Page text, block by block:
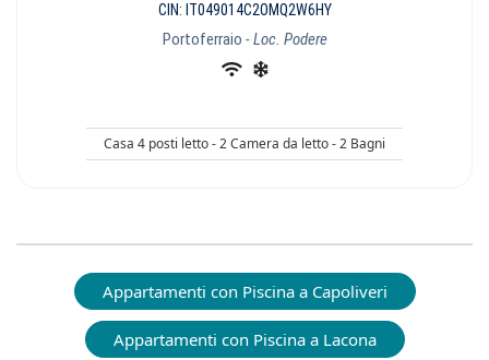
CIN: IT049014C2OMQ2W6HY
Portoferraio - Loc. Podere
Casa 4 posti letto - 2 Camera da letto - 2 Bagni
Appartamenti con Piscina a Capoliveri
Appartamenti con Piscina a Lacona